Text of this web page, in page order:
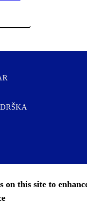
on this site to